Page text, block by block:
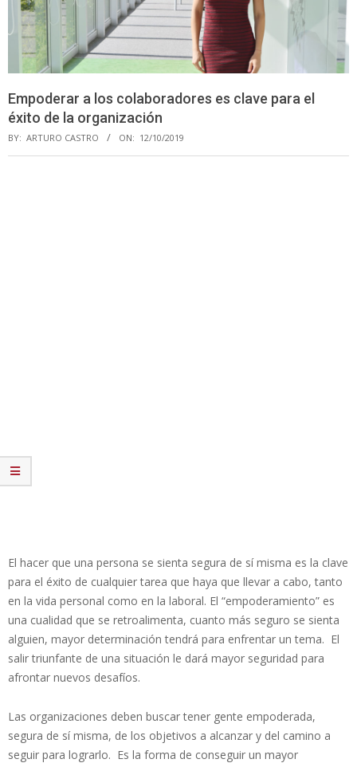
Empoderar a los colaboradores es clave para el
éxito de la organización
BY: ARTURO CASTRO ON: 12/10/2019
El hacer que una persona se sienta segura de sí misma es la clave
para el éxito de cualquier tarea que haya que llevar a cabo, tanto
en la vida personal como en la laboral. El “empoderamiento” es
una cualidad que se retroalimenta, cuanto más seguro se sienta
alguien, mayor determinación tendrá para enfrentar un tema. El
salir triunfante de una situación le dará mayor seguridad para
afrontar nuevos desafíos.
Las organizaciones deben buscar tener gente empoderada,
segura de sí misma, de los objetivos a alcanzar y del camino a
seguir para lograrlo. Es la forma de conseguir un mayor